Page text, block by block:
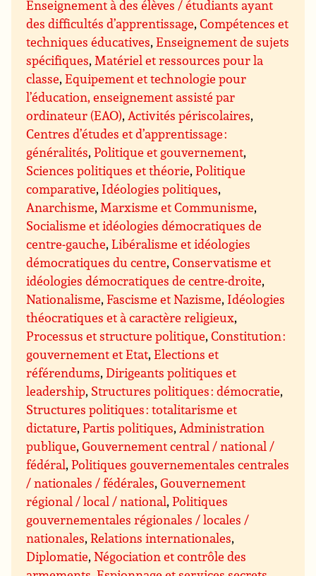
Enseignement à des élèves / étudiants ayant
des difficultés d’apprentissage,Compétences et
techniques éducatives,Enseignement de sujets
spécifiques,Matériel et ressources pour la
classe,Equipement et technologie pour
l’éducation, enseignement assisté par
ordinateur (EAO),Activités périscolaires,
Centres d’études et d’apprentissage :
généralités,Politique et gouvernement,
Sciences politiques et théorie,Politique
comparative, Idéologies politiques,
Anarchisme,Marxisme et Communisme,
Socialisme et idéologies démocratiques de
centre-gauche,Libéralisme et idéologies
démocratiques du centre,Conservatisme et
idéologies démocratiques de centre-droite,
Nationalisme,Fascisme et Nazisme, Idéologies
théocratiques et à caractère religieux,
Processus et structure politique,Constitution :
gouvernement et Etat,Elections et
référendums,Dirigeants politiques et
leadership, Structures politiques : démocratie,
Structures politiques : totalitarisme et
dictature,Partis politiques,Administration
publique,Gouvernement central / national /
fédéral,Politiques gouvernementales centrales
/ nationales / fédérales,Gouvernement
régional / local / national,Politiques
gouvernementales régionales / locales /
nationales,Relations internationales,
Diplomatie,Négociation et contrôle des